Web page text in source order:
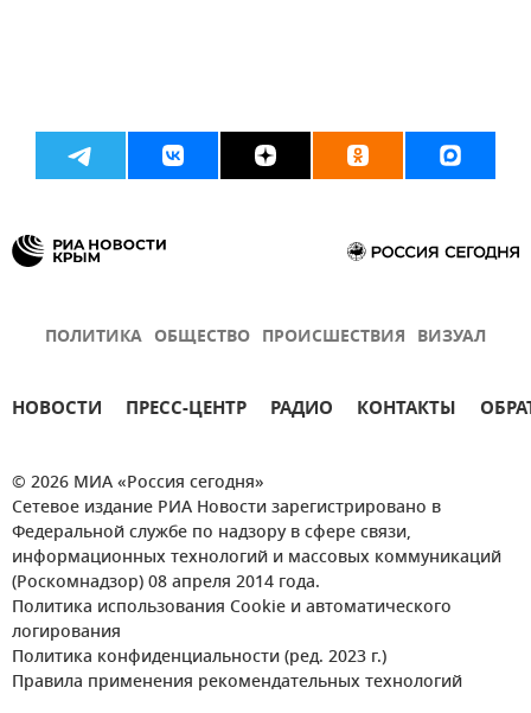
ПОЛИТИКА ОБЩЕСТВО ПРОИСШЕСТВИЯ ВИЗУАЛ
НОВОСТИ ПРЕСС-ЦЕНТР РАДИО КОНТАКТЫ
© 2026 МИА «Россия сегодня»
Сетевое издание РИА Новости зарегистрировано в
Федеральной службе по надзору в сфере связи,
информационных технологий и массовых коммуникаций
(Роскомнадзор) 08 апреля 2014 года.
Политика использования Cookie и автоматического
логирования
Политика конфиденциальности (ред. 2023 г.)
Правила применения рекомендательных технологий